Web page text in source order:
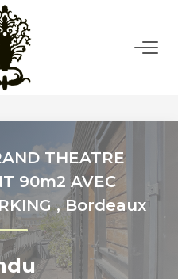
THEATRE
90m2 AVEC
,Bordeaux